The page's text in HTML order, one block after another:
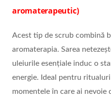
aromaterapeutic)
Acest tip de scrub combină
aromaterapia. Sarea
uleiurile esențiale induc o
energie. Ideal pentru
momentele în care ai nevoie